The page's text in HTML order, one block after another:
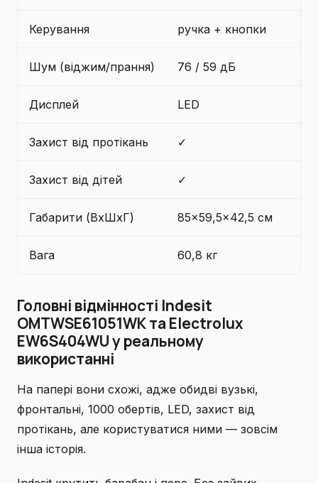
Керування ручка + кнопки
Шум (віджим/прання) 76 / 59 дБ
Дисплей LED
Захист від протікань ✓
Захист від дітей ✓
Габарити (ВхШхГ) 85×59,5×42,5 см
Вага 60,8 кг
Головні відмінності Indesit
OMTWSE61051WK та Electrolux
EW6S404WU у реальному
використанні
На папері вони схожі, адже обидві вузькі,
фронтальні, 1000 обертів, LED, захист від
протікань, але користуватися ними — зовсім
інша історія.